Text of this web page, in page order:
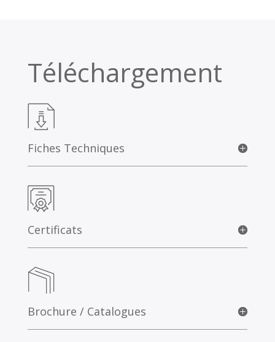
Téléchargement
Fiches Techniques
Certificats
Brochure / Catalogues